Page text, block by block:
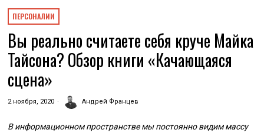
ПЕРСОНАЛИИ
Вы реально считаете себя круче Майка
Тайсона? Обзор книги «Качающаяся
сцена»
2 ноября, 2020 Андрей Францев
В информационном пространстве мы постоянно видим массу